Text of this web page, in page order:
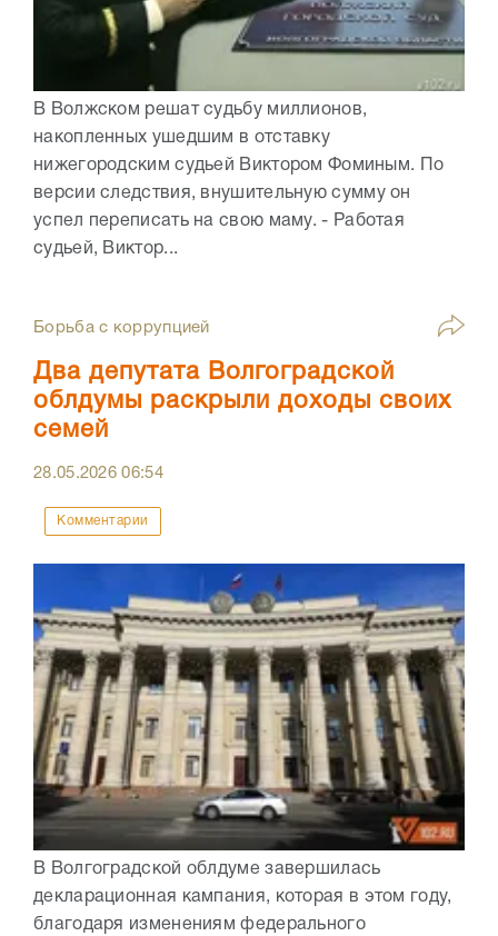
В Волжском решат судьбу миллионов,
накопленных ушедшим в отставку
нижегородским судьей Виктором Фоминым. По
версии следствия, внушительную сумму он
успел переписать на свою маму. - Работая
судьей, Виктор...
Борьба с коррупцией
Два депутата Волгоградской
облдумы раскрыли доходы своих
семей
28.05.202606:54
Комментарии
В Волгоградской облдуме завершилась
декларационная кампания, которая в этом году,
благодаря изменениям федерального